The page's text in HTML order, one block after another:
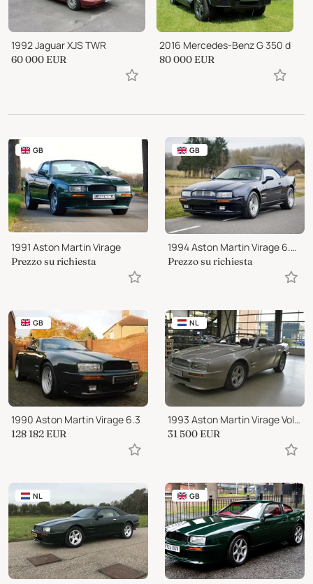
1992 Jaguar XJS TWR
60 000 EUR
2016 Mercedes-Benz G 350 d
80 000 EUR
GB
1991 Aston Martin Virage
Prezzo su richiesta
GB
1994 Aston Martin Virage 6.3 Volante
Prezzo su richiesta
GB
1990 Aston Martin Virage 6.3
128 182 EUR
NL
1993 Aston Martin Virage Volante Project/Parts car
31 500 EUR
NL GB